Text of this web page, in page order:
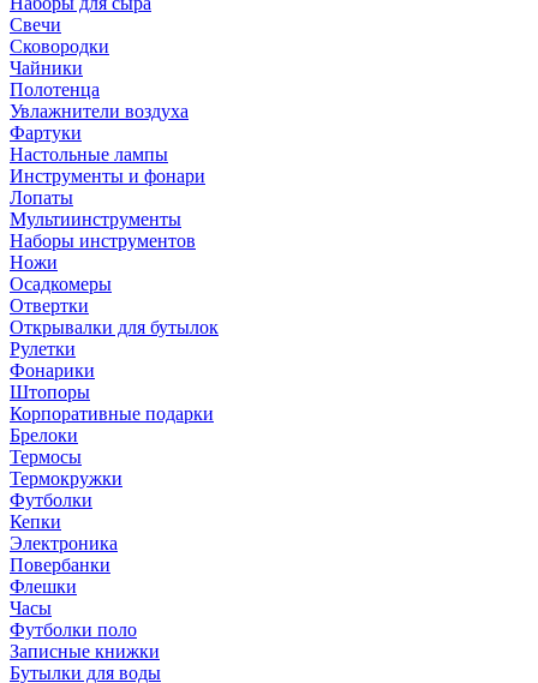
Свечи
Сковородки
Чайники
Полотенца
Увлажнители воздуха
Фартуки
Настольные лампы
Инструменты и фонари
Лопаты
Мультиинструменты
Наборы инструментов
Ножи
Осадкомеры
Отвертки
Открывалки для бутылок
Рулетки
Фонарики
Штопоры
Корпоративные подарки
Брелоки
Термосы
Термокружки
Футболки
Кепки
Электроника
Повербанки
Флешки
Часы
Футболки поло
Записные книжки
Бутылки для воды